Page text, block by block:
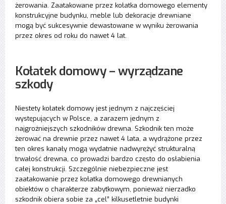
żerowania. Zaatakowane przez kołatka domowego elementy
konstrukcyjne budynku, meble lub dekoracje drewniane
mogą być sukcesywnie dewastowane w wyniku żerowania
przez okres od roku do nawet 4 lat.
Kołatek domowy – wyrządzane
szkody
Niestety kołatek domowy jest jednym z najczęściej
występujących w Polsce, a zarazem jednym z
najgroźniejszych szkodników drewna. Szkodnik ten może
żerować na drewnie przez nawet 4 lata, a wydrążone przez
ten okres kanały mogą wydatnie nadwyrężyć strukturalną
trwałość drewna, co prowadzi bardzo często do osłabienia
całej konstrukcji. Szczególnie niebezpieczne jest
zaatakowanie przez kołatka domowego drewnianych
obiektów o charakterze zabytkowym, ponieważ nierzadko
szkodnik obiera sobie za „cel” kilkusetletnie budynki